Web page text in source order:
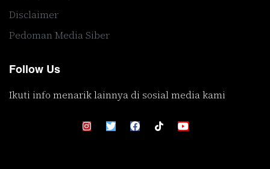
Disclaimer
Pedoman Media Siber
Follow Us
Ikuti info menarik lainnya di sosial media kami